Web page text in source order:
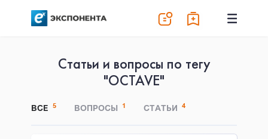
Статьи и вопросы по тегу
"OCTAVE"
ВСЕ 5 ВОПРОСЫ 1 СТАТЬИ 4